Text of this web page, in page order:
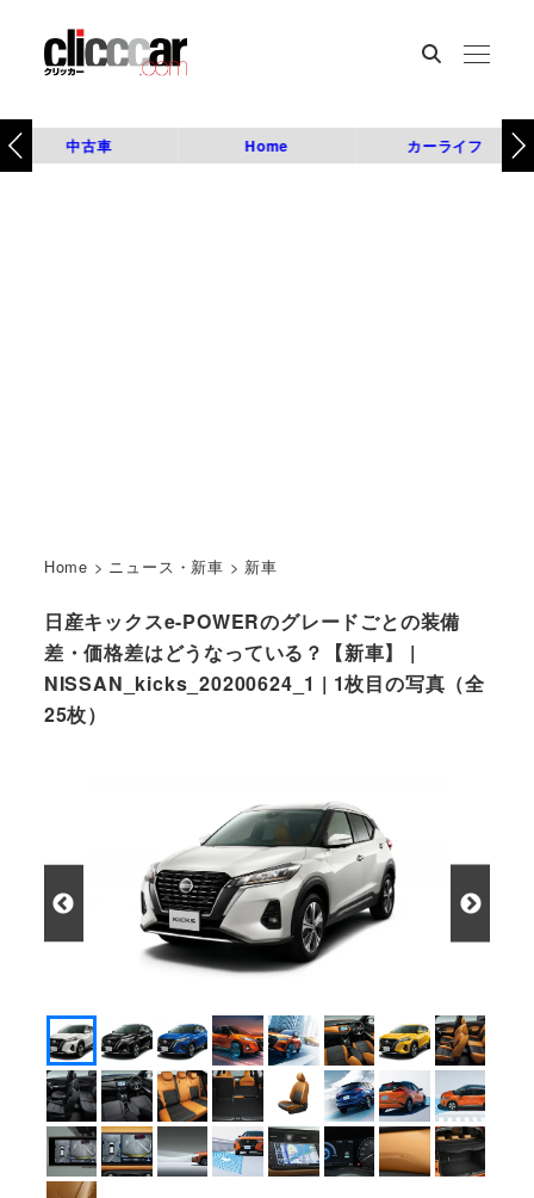
中古車 Home カーライフ
Home > ニュース・新車 > 新車
日産キックスe-POWERのグレードごとの装備
差・価格差はどうなっている？【新車】 |
NISSAN_kicks_20200624_1 | 1枚目の写真（全
25枚）